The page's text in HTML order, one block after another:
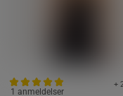
+
1 anmeldelser